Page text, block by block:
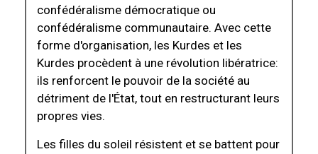
confédéralisme démocratique ou
confédéralisme communautaire. Avec cette
forme d'organisation, les Kurdes et les
Kurdes procèdent à une révolution libératrice:
ils renforcent le pouvoir de la société au
détriment de l'État, tout en restructurant leurs
propres vies.
Les filles du soleil résistent et se battent pour